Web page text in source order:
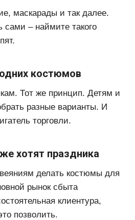
маскарады и так далее.
– наймите такого
костюмов
Тот же принцип. Детям и
разные варианты. И
торговли.
хотят праздника
делать костюмы для
рынок сбыта
клиентура,
позволить.